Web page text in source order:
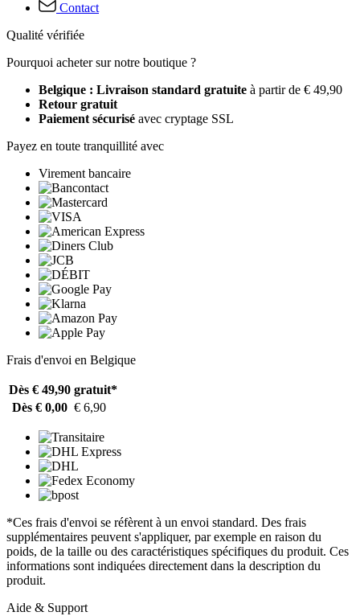
Contact
Qualité vérifiée
Pourquoi acheter sur notre boutique ?
Belgique : Livraison standard gratuite à partir de € 49,90
Retour gratuit
Paiement sécurisé avec cryptage SSL
Payez en toute tranquillité avec
Virement bancaire
Frais d'envoi en Belgique
Dès € 49,90 gratuit*
Dès € 0,00 € 6,90
*Ces frais d'envoi se réfèrent à un envoi standard. Des frais
supplémentaires peuvent s'appliquer, par exemple en raison du
poids, de la taille ou des caractéristiques spécifiques du produit. Ces
informations sont indiquées directement dans la description du
produit.
Aide & Support